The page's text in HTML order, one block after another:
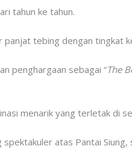
tahun ke tahun.
tebing dengan tingkat
penghargaan sebagai “The
menarik yang terletak di
atas Pantai